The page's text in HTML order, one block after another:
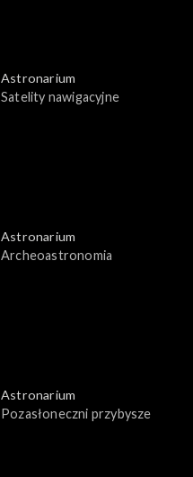
Astronarium
Satelity nawigacyjne
Astronarium
Archeoastronomia
Astronarium
Pozasłoneczni przybysze